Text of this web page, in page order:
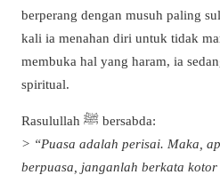
berperang dengan musuh paling
kali ia menahan diri untuk tidak
membuka hal yang haram, ia
spiritual.
Rasulullah ﷺ bersabda:
> “Puasa adalah perisai. Maka,
berpuasa, janganlah berkata